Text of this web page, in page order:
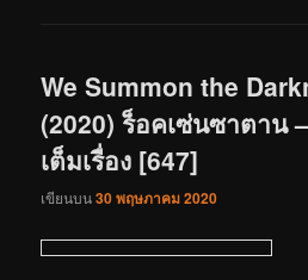
We Summon the
(2020) ร็อคเซ่นซาตาน
เต็มเรื่อง [647]
เขียนบน30 พฤษภาคม 2020